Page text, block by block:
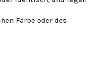
Farbe oder des